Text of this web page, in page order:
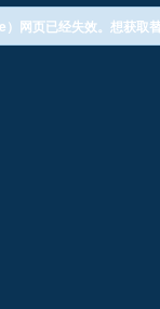
网页已经失效。想获取